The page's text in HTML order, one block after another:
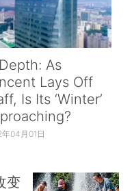
As
Lays Off
Is Its ‘Winter’
04月01日
变